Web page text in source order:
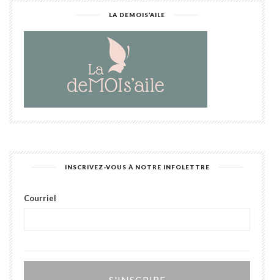
LA DEMOIS’AILE
INSCRIVEZ-VOUS À NOTRE INFOLETTRE
Courriel